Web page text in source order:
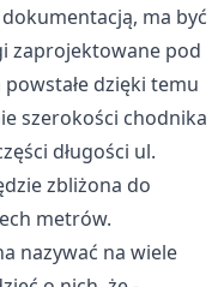
ma być
zaprojektowane pod
dzięki temu
szerokości chodnika
długości ul.
zbliżona do
metrów.
nazywać na wiele